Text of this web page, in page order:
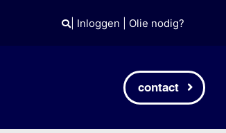
| Inloggen Olie nodig?
contact